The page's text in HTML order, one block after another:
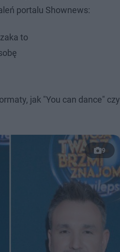
portalu Shownews:
to
jak "You can dance" czy
9